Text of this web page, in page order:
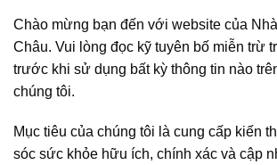
Chào mừng bạn đến với website của
Châu. Vui lòng đọc kỹ tuyên bố miễn trừ
trước khi sử dụng bất kỳ thông tin nào
chúng tôi.
Mục tiêu của chúng tôi là cung cấp kiến
sóc sức khỏe hữu ích, chính xác và cập